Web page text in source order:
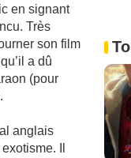
en signant
Très
son film
a dû
(pour
anglais
Il